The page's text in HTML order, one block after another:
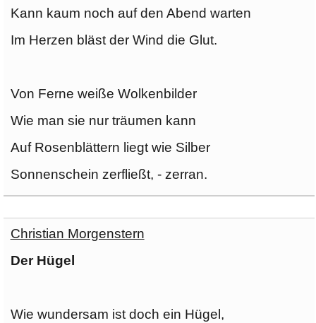
Kann kaum noch auf den Abend warten
Im Herzen bläst der Wind die Glut.
Von Ferne weiße Wolkenbilder
Wie man sie nur träumen kann
Auf Rosenblättern liegt wie Silber
Sonnenschein zerfließt, - zerran.
Christian Morgenstern
Der Hügel
Wie wundersam ist doch ein Hügel,